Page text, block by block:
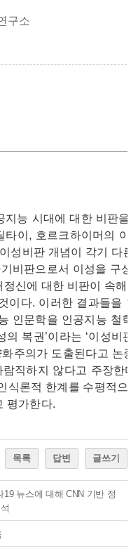
구소
지능 시대에 대한 비판
이, 호르크하이머의
성비판 개념이 각기 다
비판으로서 이성을 구
신에 대한 비판이 속해
이다. 이러한 결과들을
인문학을 인공지능 철
의 복권’이라는 ‘이성
주의가 도출된다고 논
직하지 않다고 주장한
식론적 한계를 수평적으
평가한다.
목록 답변 글쓰기
뉴스에 대해 CNN 기반 정